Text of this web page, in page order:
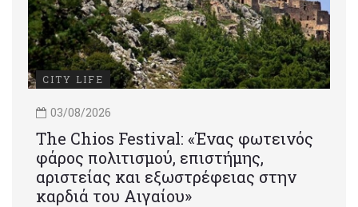
CITY LIFE
03/08/2026
Τhe Chios Festival: «Ένας φωτεινός
φάρος πολιτισμού, επιστήμης,
αριστείας και εξωστρέφειας στην
καρδιά του Αιγαίου»